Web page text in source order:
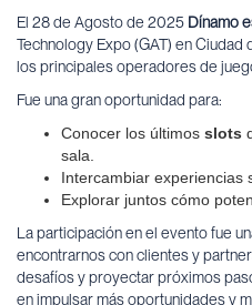
El 28 de Agosto de 2025 Dínamo
Technology Expo (GAT) en
los principales operadores de
Fue una gran oportunidad para:
Conocer los últimos slots
sala.
Intercambiar experiencias
Explorar juntos cómo
La participación en el evento fue
encontrarnos con clientes y
desafíos y proyectar próximos
en impulsar más oportunidades y